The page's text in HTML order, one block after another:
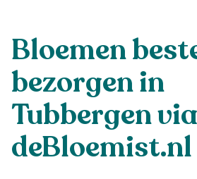
Bloemen
bezorgen in
Tubbergen via
deBloemist.nl